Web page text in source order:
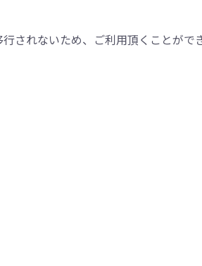
されないため、ご利用頂くことがで